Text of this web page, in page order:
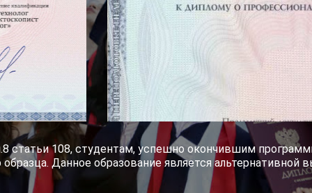
статьи 108, студентам, успешно окончившим
Данное образование является